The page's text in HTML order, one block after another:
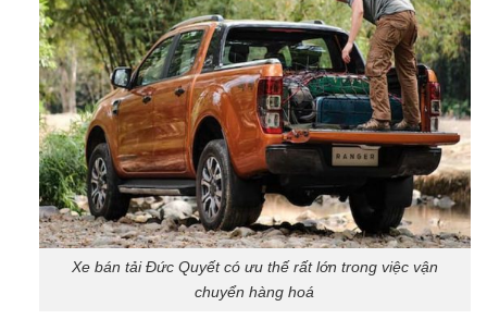
Xe bán tải Đức Quyết có ưu thế rất lớn trong việc vận
chuyển hàng hoá